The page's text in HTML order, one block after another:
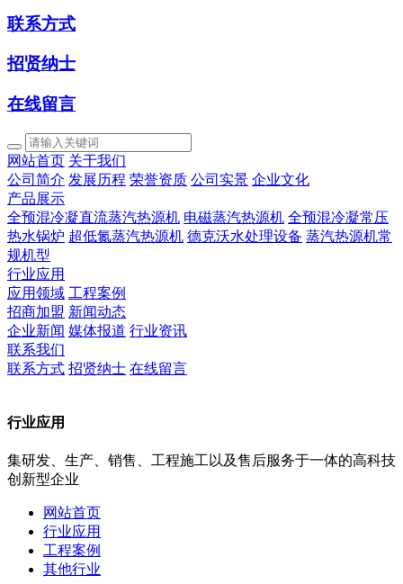
联系方式
招贤纳士
在线留言
网站首页 关于我们
公司简介 发展历程 荣誉资质 公司实景 企业文化
产品展示
全预混冷凝直流蒸汽热源机 电磁蒸汽热源机 全预混冷凝常压
热水锅炉 超低氮蒸汽热源机 德克沃水处理设备 蒸汽热源机常
规机型
行业应用
应用领域 工程案例
招商加盟 新闻动态
企业新闻 媒体报道 行业资讯
联系我们
联系方式 招贤纳士 在线留言
行业应用
集研发、生产、销售、工程施工以及售后服务于一体的高科技
创新型企业
网站首页
行业应用
工程案例
其他行业